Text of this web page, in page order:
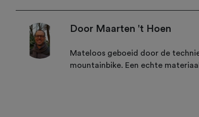
Door Maarten 't Hoen
Mateloos geboeid door de
mountainbike. Een echte